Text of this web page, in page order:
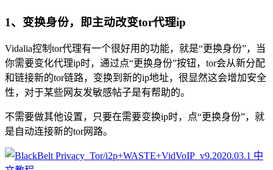
1、变换身份，即主动改变tor代理ip
Vidalia控制tor代理有一个很好用的功能，就是“更换身份”，当
你需要变化代理ip时，通过点“更换身份”按钮，tor会从新分配
和链接新的tor链路，变换到新的ip地址，很显然这会增加安全
性，对于某些网友发敏感帖子是有帮助的。
不需要做其他设置，只要在需要变换ip时，点“更换身份”，就
是自动连接新的tor网路。